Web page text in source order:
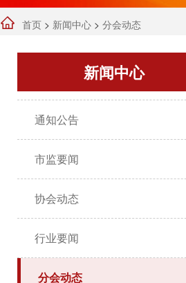
首页 > 新闻中心 > 分会动态
新闻中心
通知公告
市监要闻
协会动态
行业要闻
分会动态